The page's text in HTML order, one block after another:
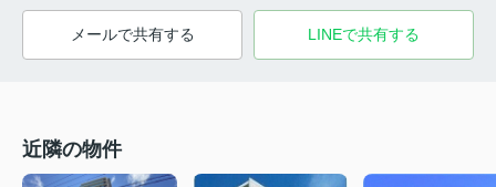
メールで共有する LINEで共有する
近隣の物件